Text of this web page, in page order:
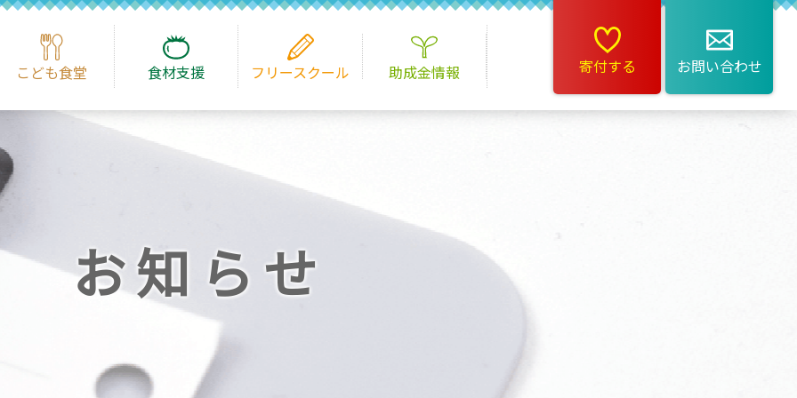
こども食堂 食材支援 フリースクール 助成金情報 寄付する お問い合わせ
お知らせ